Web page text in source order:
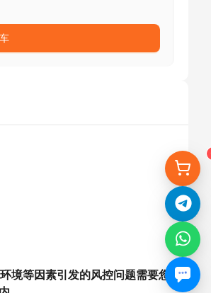
等因素引发的风控问题需要您